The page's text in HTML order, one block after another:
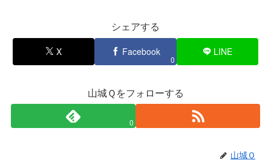
シェアする
X Facebook
0
LINE
山城Ｑをフォローする
0
山城Ｑ